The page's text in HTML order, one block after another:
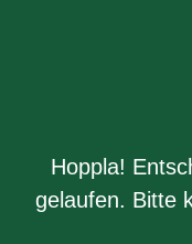
Hoppla!
gelaufen. Bitte